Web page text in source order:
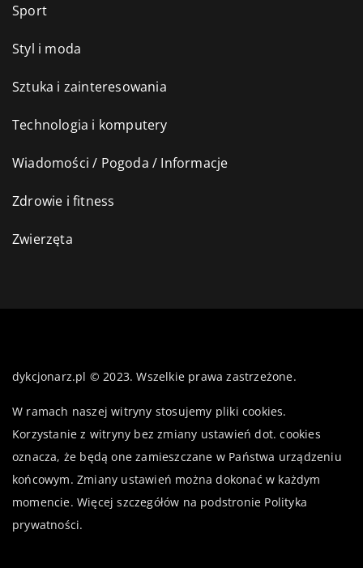
Sport
Styl i moda
Sztuka i zainteresowania
Technologia i komputery
Wiadomości / Pogoda / Informacje
Zdrowie i fitness
Zwierzęta
dykcjonarz.pl © 2023. Wszelkie prawa zastrzeżone.
W ramach naszej witryny stosujemy pliki cookies.
Korzystanie z witryny bez zmiany ustawień dot. cookies
oznacza, że będą one zamieszczane w Państwa urządzeniu
końcowym. Zmiany ustawień można dokonać w każdym
momencie. Więcej szczegółów na podstronie Polityka
prywatności.